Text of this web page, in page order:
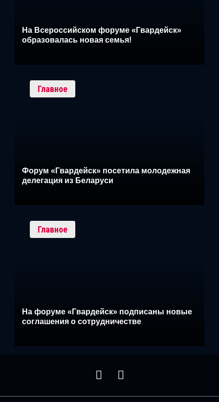
На Всероссийском форуме «Гвардейск»
образовалась новая семья!
Главное
Форум «Гвардейск» посетила молодежная
делегация из Беларуси
Главное
На форуме «Гвардейск» подписаны новые
соглашения о сотрудничестве